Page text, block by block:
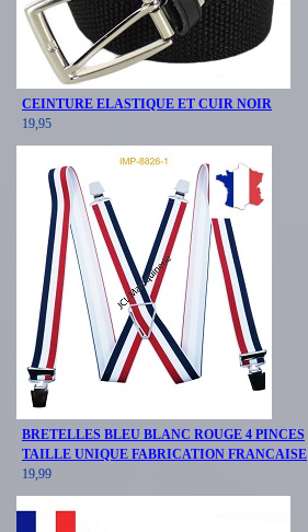
CEINTURE ELASTIQUE ET CUIR NOIR
19,95
BRETELLES BLEU BLANC ROUGE 4 PINCES
TAILLE UNIQUE FABRICATION FRANCAISE
19,99